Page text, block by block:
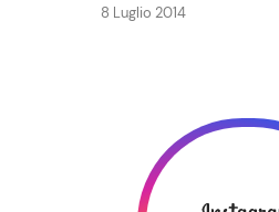
8 Luglio 2014